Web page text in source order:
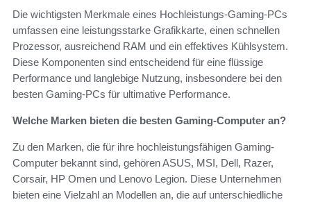
Die wichtigsten Merkmale eines Hochleistungs-Gaming-PCs
umfassen eine leistungsstarke Grafikkarte, einen schnellen
Prozessor, ausreichend RAM und ein effektives Kühlsystem.
Diese Komponenten sind entscheidend für eine flüssige
Performance und langlebige Nutzung, insbesondere bei den
besten Gaming-PCs für ultimative Performance.
Welche Marken bieten die besten Gaming-Computer an?
Zu den Marken, die für ihre hochleistungsfähigen Gaming-
Computer bekannt sind, gehören ASUS, MSI, Dell, Razer,
Corsair, HP Omen und Lenovo Legion. Diese Unternehmen
bieten eine Vielzahl an Modellen an, die auf unterschiedliche